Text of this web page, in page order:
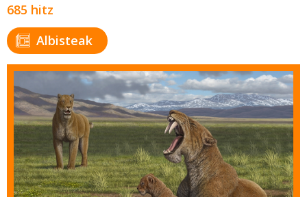
685 hitz
Albisteak